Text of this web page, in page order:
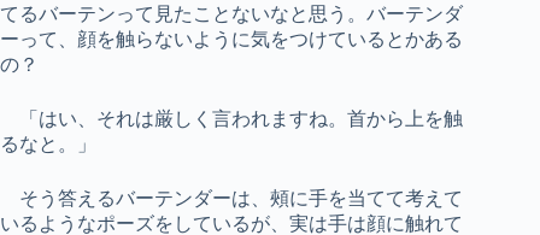
てるバーテンって見たことないなと思う。バーテンダ
ーって、顔を触らないように気をつけているとかある
の？
「はい、それは厳しく言われますね。首から上を触
るなと。」
そう答えるバーテンダーは、頰に手を当てて考えて
いるようなポーズをしているが、実は手は顔に触れて